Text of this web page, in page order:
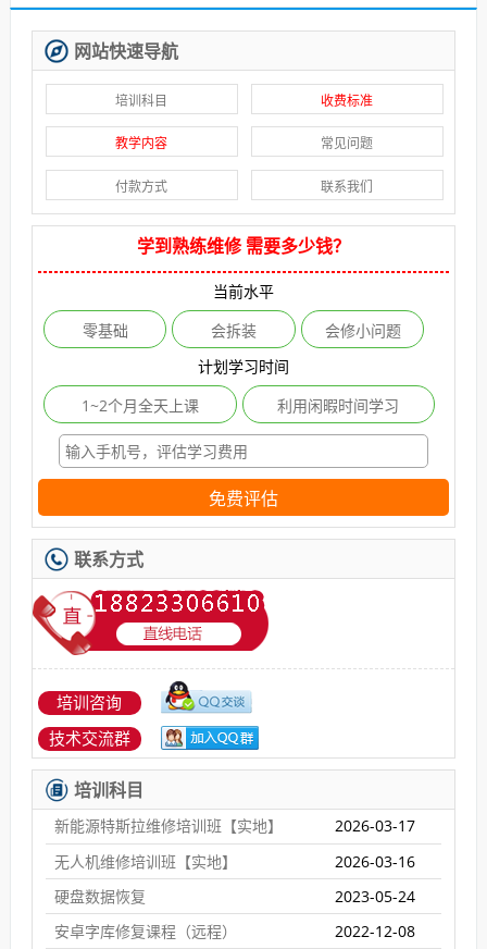
网站快速导航
培训科目 收费标准
教学内容 常见问题
付款方式 联系我们
学到熟练维修 需要多少钱？
当前水平
零基础
会拆装
会修小问题
计划学习时间
1~2个月全天上课
利用闲暇时间学习
免费评估
联系方式
培训咨询
技术交流群
培训科目
新能源特斯拉维修培训班【实地】
2026-03-17
无人机维修培训班【实地】
2026-03-16
硬盘数据恢复
2023-05-24
安卓字库修复课程（远程）
2022-12-08